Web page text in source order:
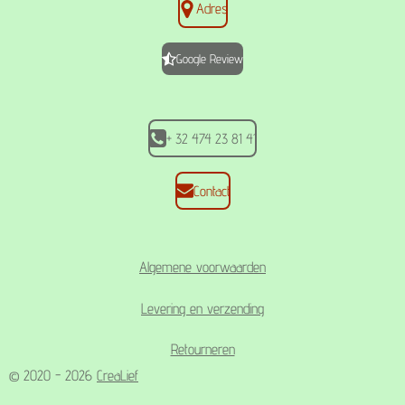
o
o
t
a
r
A
p
Adres
Google Review
+ 32 474 23 81 41
Contact
Algemene voorwaarden
Levering en verzending
Retourneren
© 2020 - 2026 CreaLief